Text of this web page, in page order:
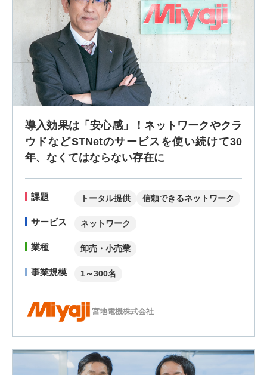
導入効果は「安心感」！ネットワークやクラ
ウドなどSTNetのサービスを使い続けて30
年、なくてはならない存在に
課題 トータル提供 信頼できるネットワーク
サービス ネットワーク
業種 卸売・小売業
事業規模 1～300名
宮地電機株式会社